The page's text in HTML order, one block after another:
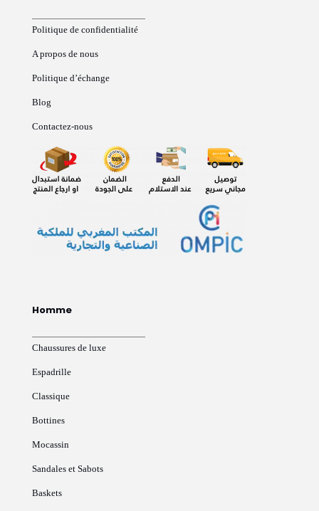
Politique de confidentialité
A propos de nous
Politique d’échange
Blog
Contactez-nous
Homme
Chaussures de luxe
Espadrille
Classique
Bottines
Mocassin
Sandales et Sabots
Baskets